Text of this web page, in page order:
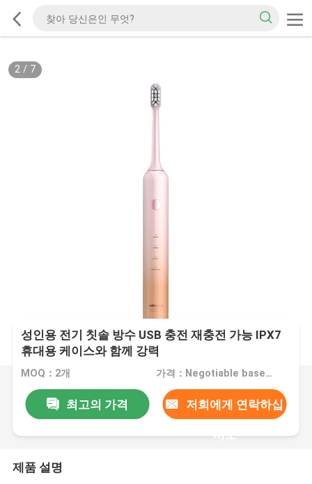
2/ 7
성인용 전기 칫솔 방수 USB 충전 재충전 가능 IPX7
휴대용 케이스와 함께 강력
MOQ：2개 가격：Negotiable based on order lot quantity
최고의 가격 저희에게 연락하십
시오
제품 설명